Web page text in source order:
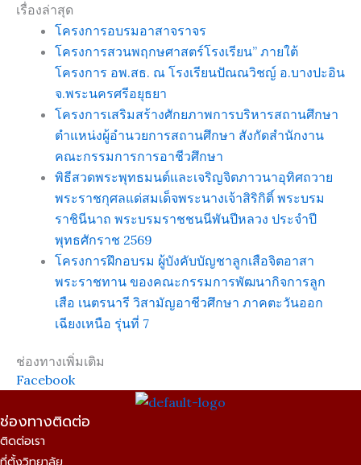
เรื่องล่าสุด
โครงการอบรมอาสาจราจร
โครงการสวนพฤกษศาสตร์โรงเรียน” ภายใต้
โครงการ อพ.สธ. ณ โรงเรียนปัณณวิชญ์ อ.บางปะอิน
จ.พระนครศรีอยุธยา
โครงการเสริมสร้างศักยภาพการบริหารสถานศึกษา
ตำแหน่งผู้อำนวยการสถานศึกษา สังกัดสำนักงาน
คณะกรรมการการอาชีวศึกษา
พิธีสวดพระพุทธมนต์และเจริญจิตภาวนาอุทิศถวาย
พระราชกุศลแด่สมเด็จพระนางเจ้าสิริกิติ์ พระบรม
ราชินีนาถ พระบรมราชชนนีพันปีหลวง ประจำปี
พุทธศักราช 2569
โครงการฝึกอบรม ผู้บังคับบัญชาลูกเสือจิตอาสา
พระราชทาน ของคณะกรรมการพัฒนากิจการลูก
เสือ เนตรนารี วิสามัญอาชีวศึกษา ภาคตะวันออก
เฉียงเหนือ รุ่นที่ 7
ช่องทางเพิ่มเติม
Facebook
ช่องทางติดต่อ
ติดต่อเรา